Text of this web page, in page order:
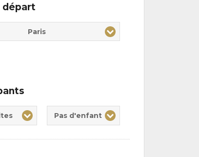
départ
Paris
Pas d'enfant